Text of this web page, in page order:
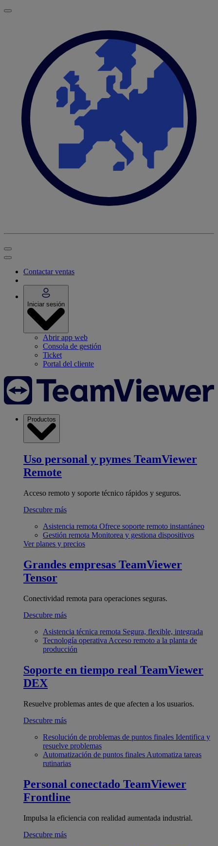
Contactar ventas
Iniciar sesión
Abrir app web
Consola de gestión
Ticket
Portal del cliente
Productos
Uso personal y pymes TeamViewer
Remote
Acceso remoto y soporte técnico rápidos y seguros.
Descubre más
Asistencia remota Ofrece soporte remoto instantáneo
Gestión remota Monitorea y gestiona dispositivos
Ver planes y precios
Grandes empresas TeamViewer
Tensor
Conectividad remota para operaciones seguras.
Descubre más
Asistencia técnica remota Segura, flexible, integrada
Tecnología operativa Acceso remoto a la planta de
producción
Soporte en tiempo real TeamViewer
DEX
Resuelve problemas antes de que afecten a los usuarios.
Descubre más
Resolución de problemas de puntos finales Identifica y
resuelve problemas
Automatización de puntos finales Automatiza tareas
rutinarias
Personal conectado TeamViewer
Frontline
Impulsa la eficiencia con realidad aumentada industrial.
Descubre más